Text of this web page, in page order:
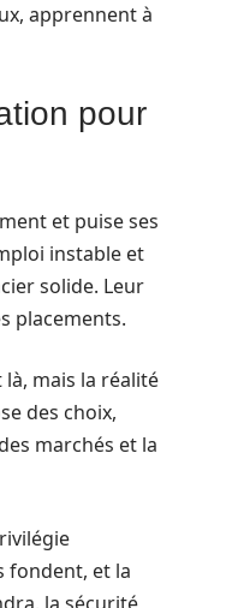
apprennent à
pour
et puise ses
instable et
solide. Leur
placements.
mais la réalité
des choix,
marchés et la
fondent, et la